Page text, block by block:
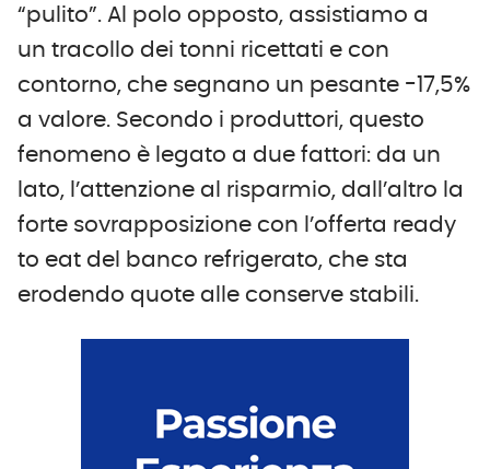
“pulito”. Al polo opposto, assistiamo a
un tracollo dei tonni ricettati e con
contorno, che segnano un pesante -17,5%
a valore. Secondo i produttori, questo
fenomeno è legato a due fattori: da un
lato, l’attenzione al risparmio, dall’altro la
forte sovrapposizione con l’offerta ready
to eat del banco refrigerato, che sta
erodendo quote alle conserve stabili.